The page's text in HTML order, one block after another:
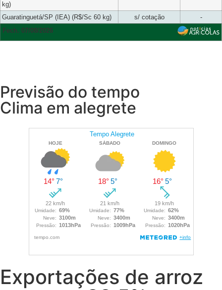
kg)
Guaratinguetá/SP (IEA) (R$/Sc 60 kg) s/ cotação
-
Fech. 07/08/2026
Previsão do tempo
Clima em alegrete
Exportações de arroz